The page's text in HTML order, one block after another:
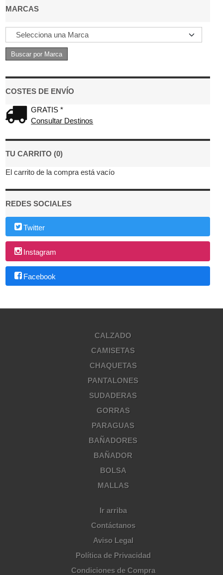
MARCAS
COSTES DE ENVÍO
GRATIS *
Consultar Destinos
TU CARRITO (0)
El carrito de la compra está vacío
REDES SOCIALES
Twitter
Instagram
Facebook
CALZADO
CAMISETAS
CHAQUETAS
PANTALONES
SUDADERAS
GORRAS
PARAGUAS
BAÑADORES
BAÑADOR
BOLSA
MALLAS
Ir arriba
Contáctanos
Aviso Legal
Política de Privacidad
Condiciones de Compra